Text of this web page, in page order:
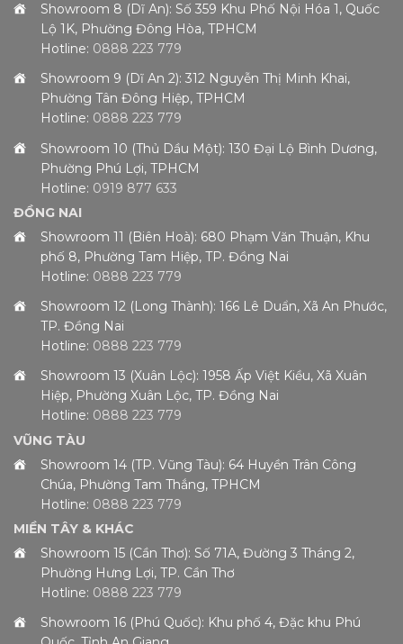
Showroom 8 (Dĩ An): Số 359 Khu Phố Nội Hóa 1, Quốc
Lộ 1K, Phường Đông Hòa, TPHCM
Hotline: 0888 223 779
Showroom 9 (Dĩ An 2): 312 Nguyễn Thị Minh Khai,
Phường Tân Đông Hiệp, TPHCM
Hotline: 0888 223 779
Showroom 10 (Thủ Dầu Một): 130 Đại Lộ Bình Dương,
Phường Phú Lợi, TPHCM
Hotline: 0919 877 633
ĐỒNG NAI
Showroom 11 (Biên Hoà): 680 Phạm Văn Thuận, Khu
phố 8, Phường Tam Hiệp, TP. Đồng Nai
Hotline: 0888 223 779
Showroom 12 (Long Thành): 166 Lê Duẩn, Xã An Phước,
TP. Đồng Nai
Hotline: 0888 223 779
Showroom 13 (Xuân Lộc): 1958 Ấp Việt Kiều, Xã Xuân
Hiệp, Phường Xuân Lộc, TP. Đồng Nai
Hotline: 0888 223 779
VŨNG TÀU
Showroom 14 (TP. Vũng Tàu): 64 Huyền Trân Công
Chúa, Phường Tam Thắng, TPHCM
Hotline: 0888 223 779
MIỀN TÂY & KHÁC
Showroom 15 (Cần Thơ): Số 71A, Đường 3 Tháng 2,
Phường Hưng Lợi, TP. Cần Thơ
Hotline: 0888 223 779
Showroom 16 (Phú Quốc): Khu phố 4, Đặc khu Phú